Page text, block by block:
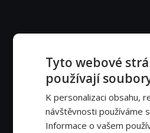
Tyto webové
používají
K personalizaci obsahu,
návštěvnosti používáme
Informace o vašem